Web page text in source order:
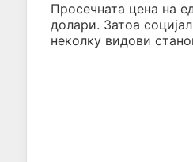
Просечната цена на
долари. Затоа
неколку видови